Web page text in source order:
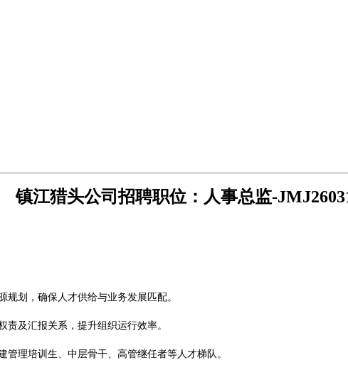
镇江猎头公司招聘职位： 人事总监-JMJ
划，确保人才供给与业务发展匹配。
及汇报关系，提升组织运行效率。
理培训生、中层骨干、高管继任者等人才梯队。